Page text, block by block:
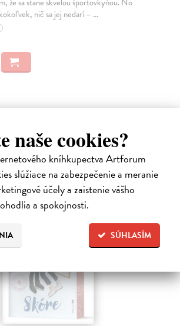
naše cookies?
kníhkupectva Artforum
slúžiace na zabezpečenie a meranie
účely a zaistenie vášho
a spokojnosti.
SÚHLASÍM
nič sa jej nedarí – ...
knihy pre deti
od 14 rokov